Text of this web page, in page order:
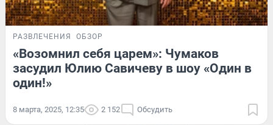
РАЗВЛЕЧЕНИЯ ОБЗОР
«Возомнил себя царем»: Чумаков
засудил Юлию Савичеву в шоу «Один в
один!»
8 марта, 2025, 12:35 2 152 Обсудить